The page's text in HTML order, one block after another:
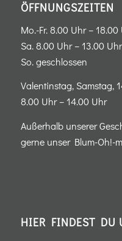
ÖFFNUNGSZEITEN
Mo.-Fr. 8.00 Uhr – 18.00
Sa. 8.00 Uhr – 13.00 Uhr
So. geschlossen
Valentinstag, Samstag,
8.00 Uhr – 14.00 Uhr
Außerhalb unserer
gerne unser Blum-Oh!-
HIER FINDEST DU